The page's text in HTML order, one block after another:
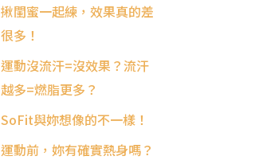
揪閨蜜一起練，效果真的差
很多！
運動沒流汗=沒效果？流汗
越多=燃脂更多？
SoFit與妳想像的不一樣！
運動前，妳有確實熱身嗎？